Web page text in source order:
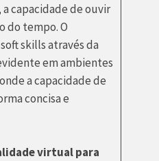
capacidade de ouvir
do tempo. O
skills através da
em ambientes
a capacidade de
concisa e
virtual para